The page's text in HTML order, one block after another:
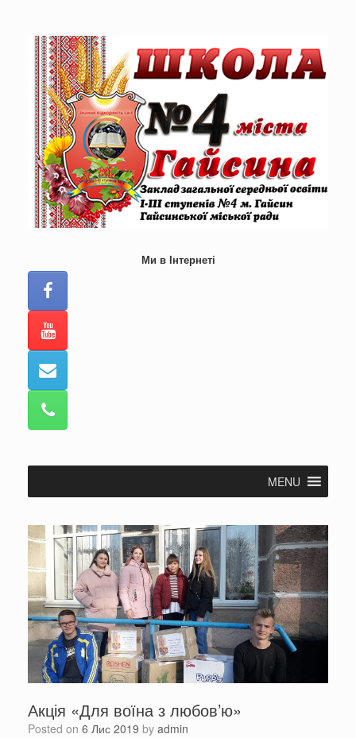
Ми в Інтернеті
MENU
Акція «Для воїна з любов’ю»
Posted on 6 Лис 2019 by admin